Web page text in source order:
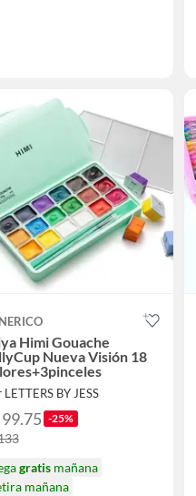
Himi Gouache
Nueva Visión 18
LETTERS BY JESS
-25%
gratismañana
mañana